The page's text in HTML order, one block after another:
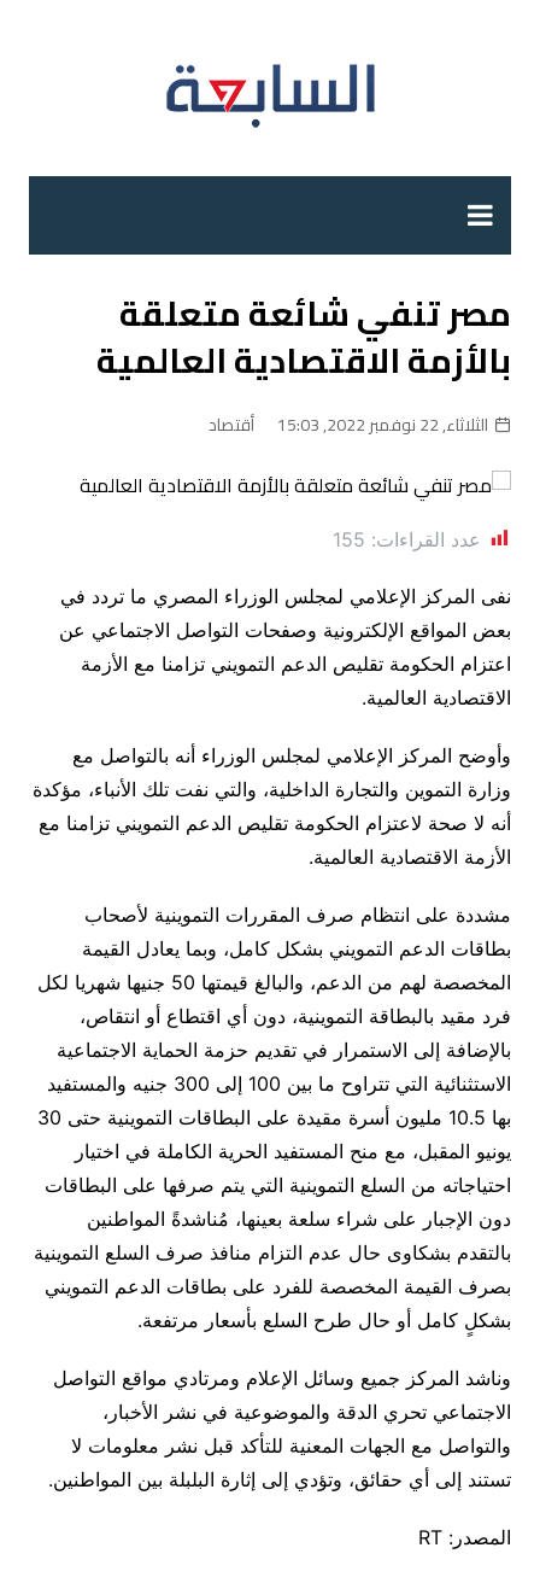
مصر تنفي شائعة متعلقة
بالأزمة الاقتصادية العالمية
الثلاثاء, 22 نوفمبر 2022, 15:03 أقتصاد
عدد القراءات: 155
نفى المركز الإعلامي لمجلس الوزراء المصري ما تردد في
بعض المواقع الإلكترونية وصفحات التواصل الاجتماعي عن
اعتزام الحكومة تقليص الدعم التمويني تزامنا مع الأزمة
الاقتصادية العالمية.
وأوضح المركز الإعلامي لمجلس الوزراء أنه بالتواصل مع
وزارة التموين والتجارة الداخلية، والتي نفت تلك الأنباء، مؤكدة
أنه لا صحة لاعتزام الحكومة تقليص الدعم التمويني تزامنا مع
الأزمة الاقتصادية العالمية.
مشددة على انتظام صرف المقررات التموينية لأصحاب
بطاقات الدعم التمويني بشكل كامل، وبما يعادل القيمة
المخصصة لهم من الدعم، والبالغ قيمتها 50 جنيها شهريا لكل
فرد مقيد بالبطاقة التموينية، دون أي اقتطاع أو انتقاص،
بالإضافة إلى الاستمرار في تقديم حزمة الحماية الاجتماعية
الاستثنائية التي تتراوح ما بين 100 إلى 300 جنيه والمستفيد
بها 10.5 مليون أسرة مقيدة على البطاقات التموينية حتى 30
يونيو المقبل، مع منح المستفيد الحرية الكاملة في اختيار
احتياجاته من السلع التموينية التي يتم صرفها على البطاقات
دون الإجبار على شراء سلعة بعينها، مُناشدةً المواطنين
بالتقدم بشكاوى حال عدم التزام منافذ صرف السلع التموينية
بصرف القيمة المخصصة للفرد على بطاقات الدعم التمويني
بشكلٍ كامل أو حال طرح السلع بأسعار مرتفعة.
وناشد المركز جميع وسائل الإعلام ومرتادي مواقع التواصل
الاجتماعي تحري الدقة والموضوعية في نشر الأخبار،
والتواصل مع الجهات المعنية للتأكد قبل نشر معلومات لا
تستند إلى أي حقائق، وتؤدي إلى إثارة البلبلة بين المواطنين.
المصدر: RT